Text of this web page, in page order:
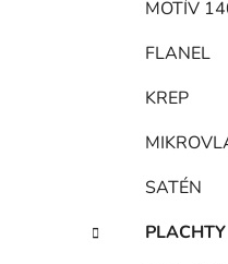
MOTÍV
FLANEL
KREP
SATÉN
PLACHTY